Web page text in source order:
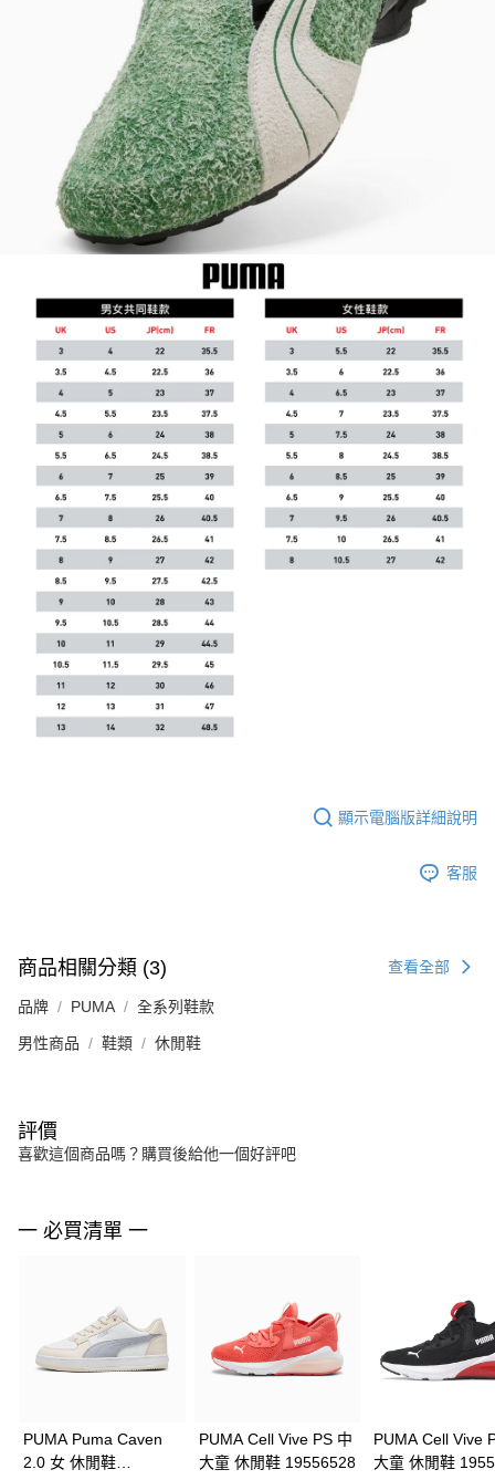
顯示電腦版詳細說明
客服
商品相關分類 (3) 查看全部
品牌 PUMA 全系列鞋款
男性商品 鞋類 休閒鞋
評價
喜歡這個商品嗎？購買後給他一個好評吧
一 必買清單 一
PUMA Puma Caven
2.0 女 休閒鞋
PUMA Cell Vive PS 中
大童 休閒鞋 19556528
PUMA Cell Vive
大童 休閒鞋